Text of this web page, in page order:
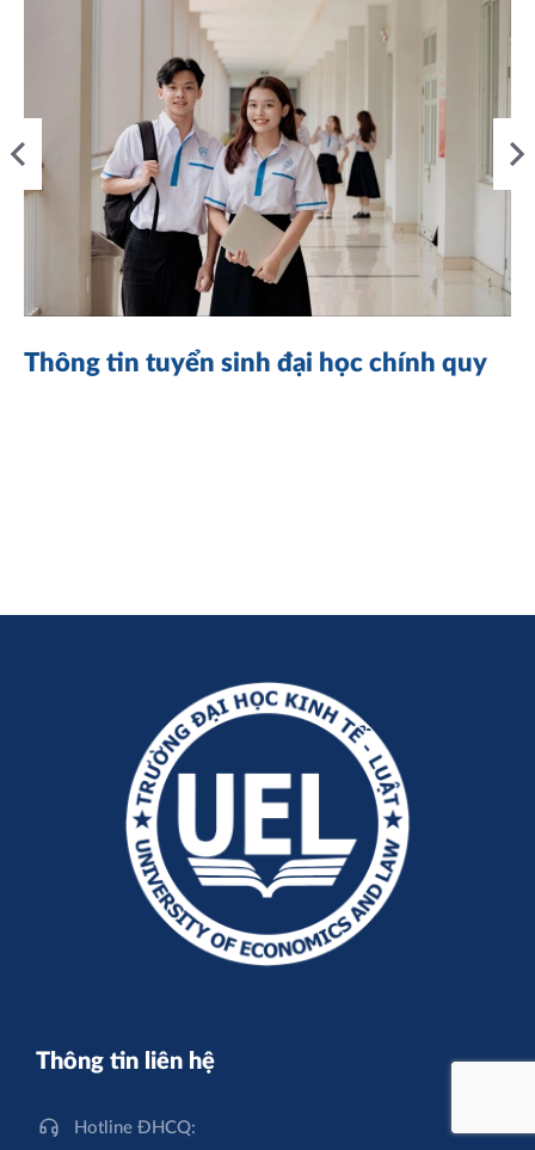
Thông tin tuyển sinh đại học chính quy
Thông tin liên hệ
Hotline ĐHCQ: